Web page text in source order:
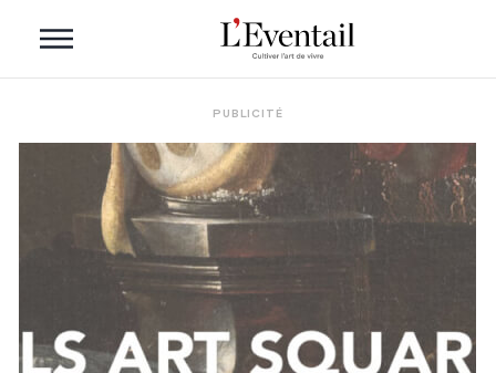
PUBLICITÉ